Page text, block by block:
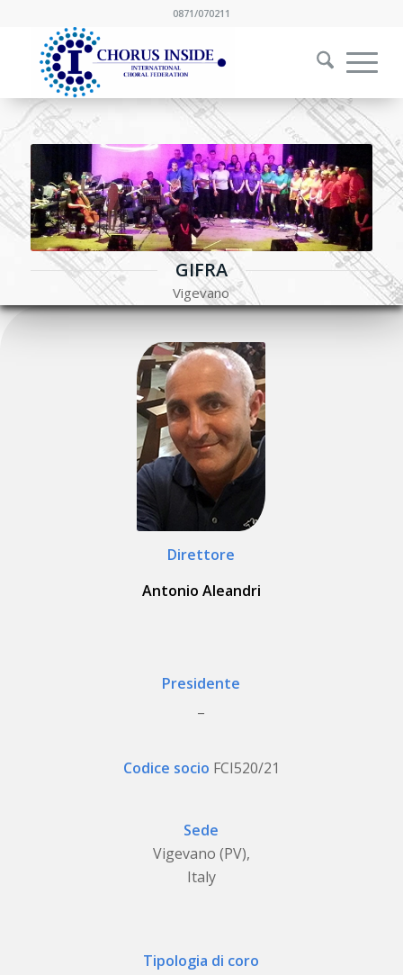
0871/070211
GIFRA
Vigevano
Direttore
Antonio Aleandri
Presidente
Codice socio FCI520/21
Sede
Vigevano (PV),
Italy
Tipologia di coro